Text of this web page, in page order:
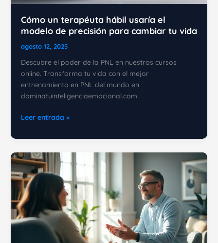
Cómo un terapéuta hábil usaría el
modelo de precisión para cambiar tu vida
agosto 12, 2025
Descubre el poder de la PNL en nuestros cursos
online. Transforma tu vida con el mejor
entrenamiento en PNL del mundo en
dominatuinteligenciaemocional.com
Cómo
terapéuta
hábil
usaría
el
modelo
de
precisión
para
cambiar
Leer entrada »